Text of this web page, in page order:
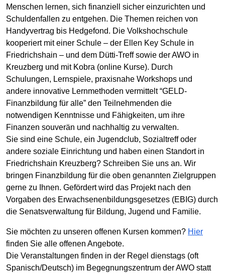
Menschen lernen, sich finanziell sicher einzurichten und
Schuldenfallen zu entgehen. Die Themen reichen von
Handyvertrag bis Hedgefond. Die Volkshochschule
kooperiert mit einer Schule – der Ellen Key Schule in
Friedrichshain – und dem Dütti-Treff sowie der AWO in
Kreuzberg und mit Kobra (online Kurse). Durch
Schulungen, Lernspiele, praxisnahe Workshops und
andere innovative Lernmethoden vermittelt “GELD-
Finanzbildung für alle” den Teilnehmenden die
notwendigen Kenntnisse und Fähigkeiten, um ihre
Finanzen souverän und nachhaltig zu verwalten.
Sie sind eine Schule, ein Jugendclub, Sozialtreff oder
andere soziale Einrichtung und haben einen Standort in
Friedrichshain Kreuzberg? Schreiben Sie uns an. Wir
bringen Finanzbildung für die oben genannten Zielgruppen
gerne zu Ihnen. Gefördert wird das Projekt nach den
Vorgaben des Erwachsenenbildungsgesetzes (EBIG) durch
die Senatsverwaltung für Bildung, Jugend und Familie.
Sie möchten zu unseren offenen Kursen kommen? Hier
finden Sie alle offenen Angebote.
Die Veranstaltungen finden in der Regel dienstags (oft
Spanisch/Deutsch) im Begegnungszentrum der AWO statt